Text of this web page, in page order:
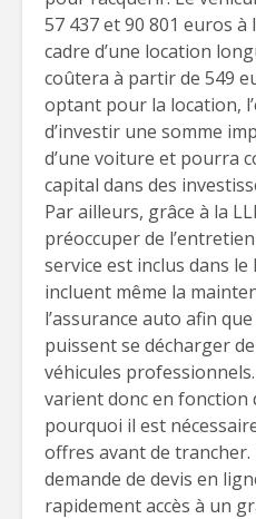
57 437 et 90 801 euros à
cadre d’une location
coûtera à partir de 549
optant pour la location,
d’investir une somme
d’une voiture et pourra
capital dans des
Par ailleurs, grâce à la
préoccuper de
service est inclus dans
incluent même la
l’assurance auto afin
puissent se décharger
véhicules
varient donc en fonction
pourquoi il est
offres avant de trancher.
demande de devis en
rapidement accès à un